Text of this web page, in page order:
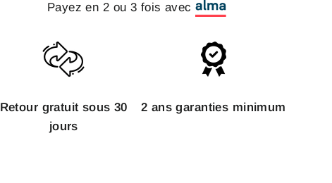
Payez en 2 ou 3 fois avec
Retour gratuit sous 30
jours
2 ans garanties minimum